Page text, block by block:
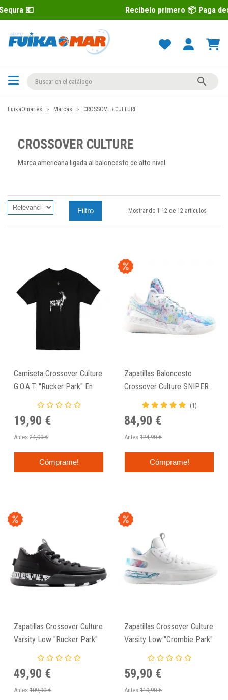
Recíbelo primero 📦 Paga después con

FuikaOmar.es Marcas CROSSOVER CULTURE
CROSSOVER CULTURE
Marca americana ligada al baloncesto de alto nivel.
Filtro Mostrando 1-12 de 12 artículos
Camiseta Crossover Culture
G.O.A.T. "Rucker Park" En
19,90 €
Antes 24,90 €
Cómprame!
Zapatillas Baloncesto
Crossover Culture SNIPER
"Crombie Park"
(1)
84,90 €
Antes 124,90 €
Cómprame!
Zapatillas Crossover Culture
Varsity Low "Rucker Park"
49,90 €
Antes 109,90 €
Zapatillas Crossover Culture
Varsity Low "Crombie Park"
59,90 €
Antes 119,90 €